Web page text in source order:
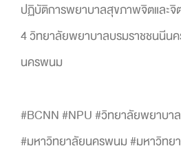
ปฏิบัติการพยาบาลสุขภาพจิตและจิ
4 วิทยาลัยพยาบาลบรมราชชนนีน
นครพนม
#BCNN #NPU #วิทยาลัยพยาบา
#มหาวิทยาลัยนครพนม #มหาวิท